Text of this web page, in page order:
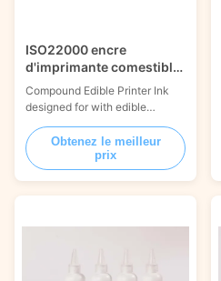
ISO22000 encre
d'imprimante comestible
composée en vrac non
toxique 500g
Compound Edible Printer Ink
designed for with edible
printing machines 500g
Engineered for high-demand
operations, this bulk compound
consumable guarantees
Obtenez le meilleur
prix